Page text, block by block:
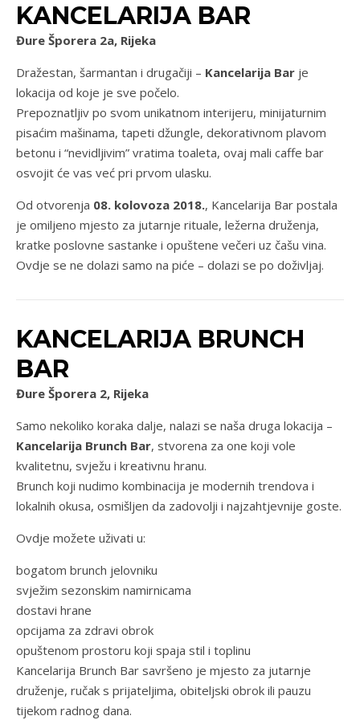
KANCELARIJA BAR
Đure Šporera 2a, Rijeka
Dražestan, šarmantan i drugačiji – Kancelarija Bar je
lokacija od koje je sve počelo.
Prepoznatljiv po svom unikatnom interijeru, minijaturnim
pisaćim mašinama, tapeti džungle, dekorativnom plavom
betonu i “nevidljivim” vratima toaleta, ovaj mali caffe bar
osvojit će vas već pri prvom ulasku.
Od otvorenja 08. kolovoza 2018., Kancelarija Bar postala
je omiljeno mjesto za jutarnje rituale, ležerna druženja,
kratke poslovne sastanke i opuštene večeri uz čašu vina.
Ovdje se ne dolazi samo na piće – dolazi se po doživljaj.
KANCELARIJA BRUNCH
BAR
Đure Šporera 2, Rijeka
Samo nekoliko koraka dalje, nalazi se naša druga lokacija –
Kancelarija Brunch Bar, stvorena za one koji vole
kvalitetnu, svježu i kreativnu hranu.
Brunch koji nudimo kombinacija je modernih trendova i
lokalnih okusa, osmišljen da zadovolji i najzahtjevnije goste.
Ovdje možete uživati u:
bogatom brunch jelovniku
svježim sezonskim namirnicama
dostavi hrane
opcijama za zdravi obrok
opuštenom prostoru koji spaja stil i toplinu
Kancelarija Brunch Bar savršeno je mjesto za jutarnje
druženje, ručak s prijateljima, obiteljski obrok ili pauzu
tijekom radnog dana.